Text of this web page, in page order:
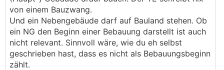
von einem Bauzwang.
Und ein Nebengebäude darf auf Bauland stehen. Ob
ein NG den Beginn einer Bebauung darstellt ist auch
nicht relevant. Sinnvoll wäre, wie du eh selbst
geschrieben hast, dass es nicht als Bebauungsbeginn
zählt.